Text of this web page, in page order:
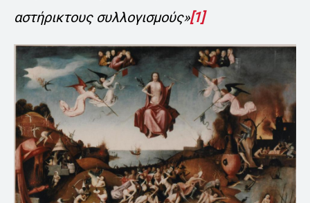
αστήρικτους συλλογισμούς»[1]